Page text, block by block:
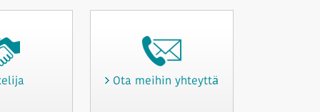
Ota meihin yhteyttä